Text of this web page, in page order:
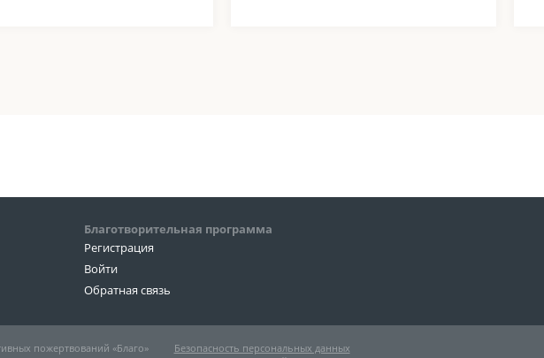
Благотворительная программа
Регистрация
Войти
Обратная связь
пожертвований «Благо»
Безопасность персональных данных